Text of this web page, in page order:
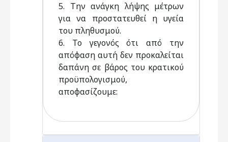
5. Την ανάγκη λήψης μέτρων
για να προστατευθεί η υγεία
του πληθυσμού.
6. Το γεγονός ότι από την
απόφαση αυτή δεν προκαλείται
δαπάνη σε βάρος του κρατικού
προϋπολογισμού,
αποφασίζουμε: